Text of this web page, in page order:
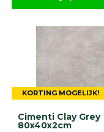
KORTING MOGELIJK!
Cimenti Clay Grey
80x40x2cm